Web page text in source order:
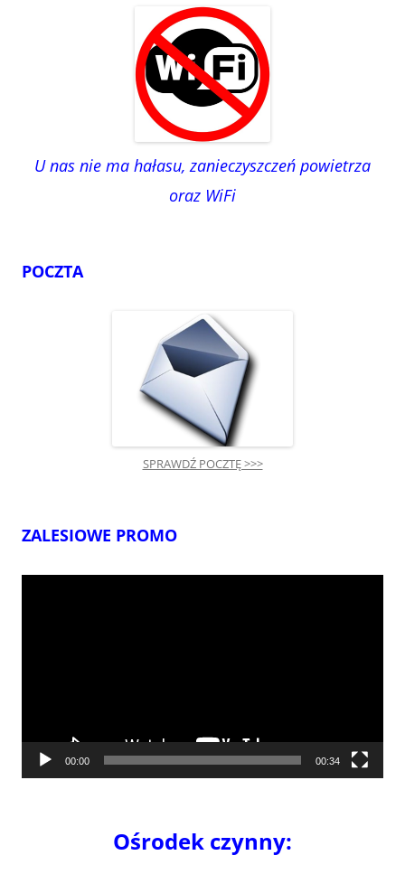
U nas nie ma hałasu, zanieczyszczeń powietrza
oraz WiFi
POCZTA
SPRAWDŹ POCZTĘ >>>
ZALESIOWE PROMO
Odtwarzacz
00:00 00:34
Ośrodek czynny: